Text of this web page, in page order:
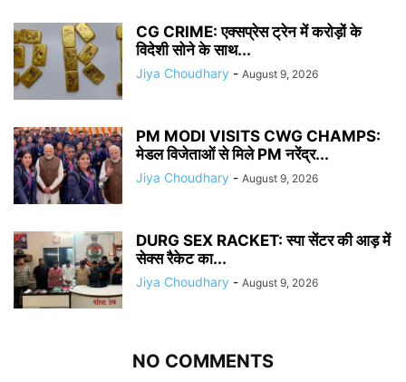
CG CRIME: एक्सप्रेस ट्रेन में करोड़ों के
विदेशी सोने के साथ...
Jiya Choudhary - August 9, 2026
PM MODI VISITS CWG CHAMPS:
मेडल विजेताओं से मिले PM नरेंद्र...
Jiya Choudhary - August 9, 2026
DURG SEX RACKET: स्पा सेंटर की आड़ में
सेक्स रैकेट का...
Jiya Choudhary - August 9, 2026
NO COMMENTS